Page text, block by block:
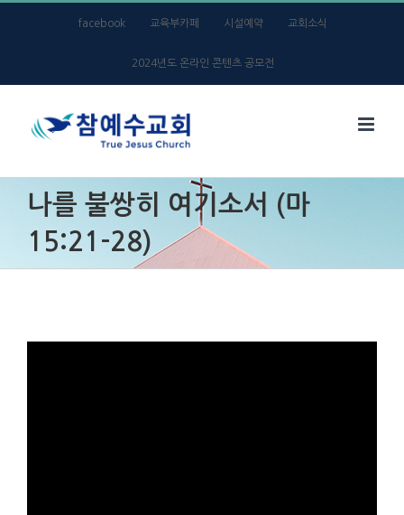
facebook 교육부카페 시설예약 교회소식
2024년도 온라인 콘텐츠 공모전
나를 불쌍히 여기소서 (마
15:21-28)